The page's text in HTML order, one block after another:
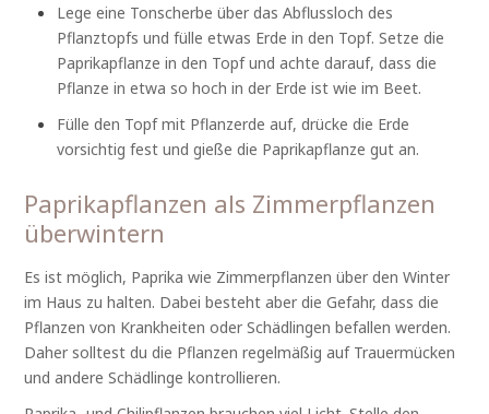
Lege eine Tonscherbe über das Abflussloch des
Pflanztopfs und fülle etwas Erde in den Topf. Setze die
Paprikapflanze in den Topf und achte darauf, dass die
Pflanze in etwa so hoch in der Erde ist wie im Beet.
Fülle den Topf mit Pflanzerde auf, drücke die Erde
vorsichtig fest und gieße die Paprikapflanze gut an.
Paprikapflanzen als Zimmerpflanzen
überwintern
Es ist möglich, Paprika wie Zimmerpflanzen über den Winter
im Haus zu halten. Dabei besteht aber die Gefahr, dass die
Pflanzen von Krankheiten oder Schädlingen befallen werden.
Daher solltest du die Pflanzen regelmäßig auf Trauermücken
und andere Schädlinge kontrollieren.